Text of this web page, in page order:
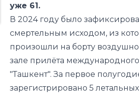
уже 61.
В 2024 году было
смертельным исходом, из
произошли на борту
зале прилёта
"Ташкент". За первое
зарегистрировано 5